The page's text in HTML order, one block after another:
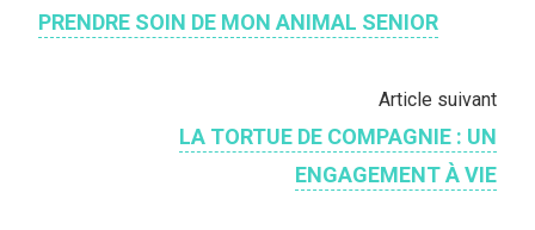
PRENDRE SOIN DE MON ANIMAL SENIOR
Article suivant
LA TORTUE DE COMPAGNIE : UN
ENGAGEMENT À VIE